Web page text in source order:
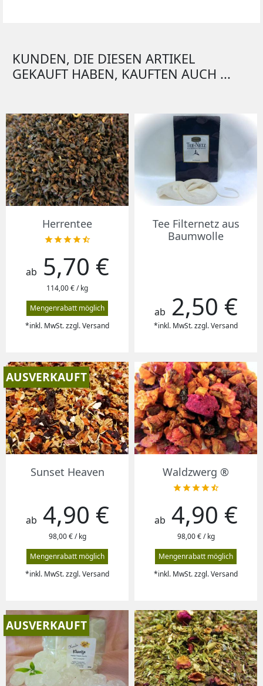
KUNDEN, DIE DIESEN ARTIKEL
GEKAUFT HABEN, KAUFTEN AUCH ...
Herrentee

Preis
ab 5,70 €
114,00 € / kg
Mengenrabatt möglich
*inkl. MwSt. zzgl. Versand
Tee Filternetz aus
Baumwolle
Preis
ab 2,50 €
*inkl. MwSt. zzgl. Versand
Sunset Heaven
Preis
ab 4,90 €
98,00 € / kg
Mengenrabatt möglich
*inkl. MwSt. zzgl. Versand
AUSVERKAUFT
Waldzwerg ®

Preis
ab 4,90 €
98,00 € / kg
Mengenrabatt möglich
*inkl. MwSt. zzgl. Versand
AUSVERKAUFT